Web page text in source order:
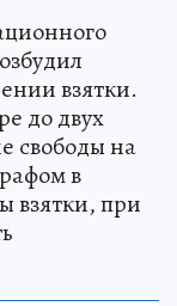
взятки.
до двух
свободы на
в
взятки, при